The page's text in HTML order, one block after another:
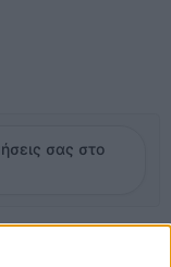
σας στο
της καταγγελίας από